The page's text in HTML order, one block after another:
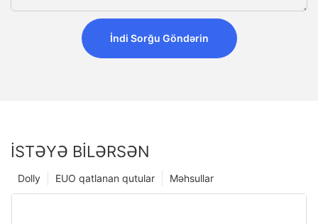
İndi Sorğu Göndərin
İSTƏYƏ BILƏRSƏN
Məhsullar
EUO qatlanan qutular
Dolly